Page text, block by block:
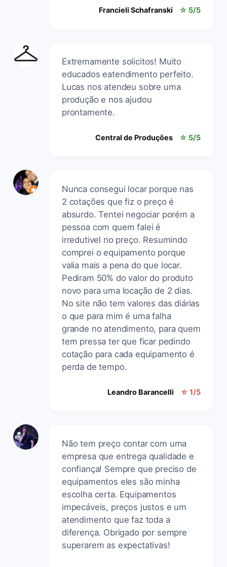
Francieli Schafranski ☆ 5/5
Extremamente solicitos! Muito
educados eatendimento perfeito.
Lucas nos atendeu sobre uma
produção e nos ajudou
prontamente.
Central de Produções ☆ 5/5
Nunca consegui locar porque nas
2 cotações que fiz o preço é
absurdo. Tentei negociar porém a
pessoa com quem falei é
irredutivel no preço. Resumindo
comprei o equipamento porque
valia mais a pena do que locar.
Pediram 50% do valor do produto
novo para uma locação de 2 dias.
No site não tem valores das diárias
o que para mim é uma falha
grande no atendimento, para quem
tem pressa ter que ficar pedindo
cotação para cada equipamento é
perda de tempo.
Leandro Barancelli ☆ 1/5
Não tem preço contar com uma
empresa que entrega qualidade e
confiança! Sempre que preciso de
equipamentos eles são minha
escolha certa. Equipamentos
impecáveis, preços justos e um
atendimento que faz toda a
diferença. Obrigado por sempre
superarem as expectativas!